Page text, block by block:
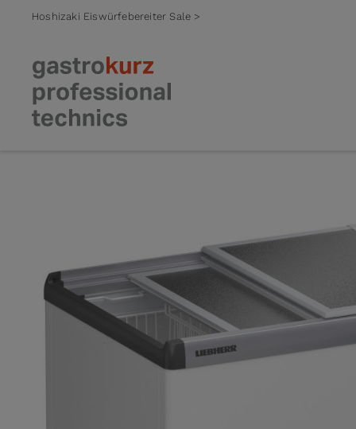
Hoshizaki Eiswürfebereiter Sale >